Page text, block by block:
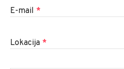
E-mail *
Lokacija *